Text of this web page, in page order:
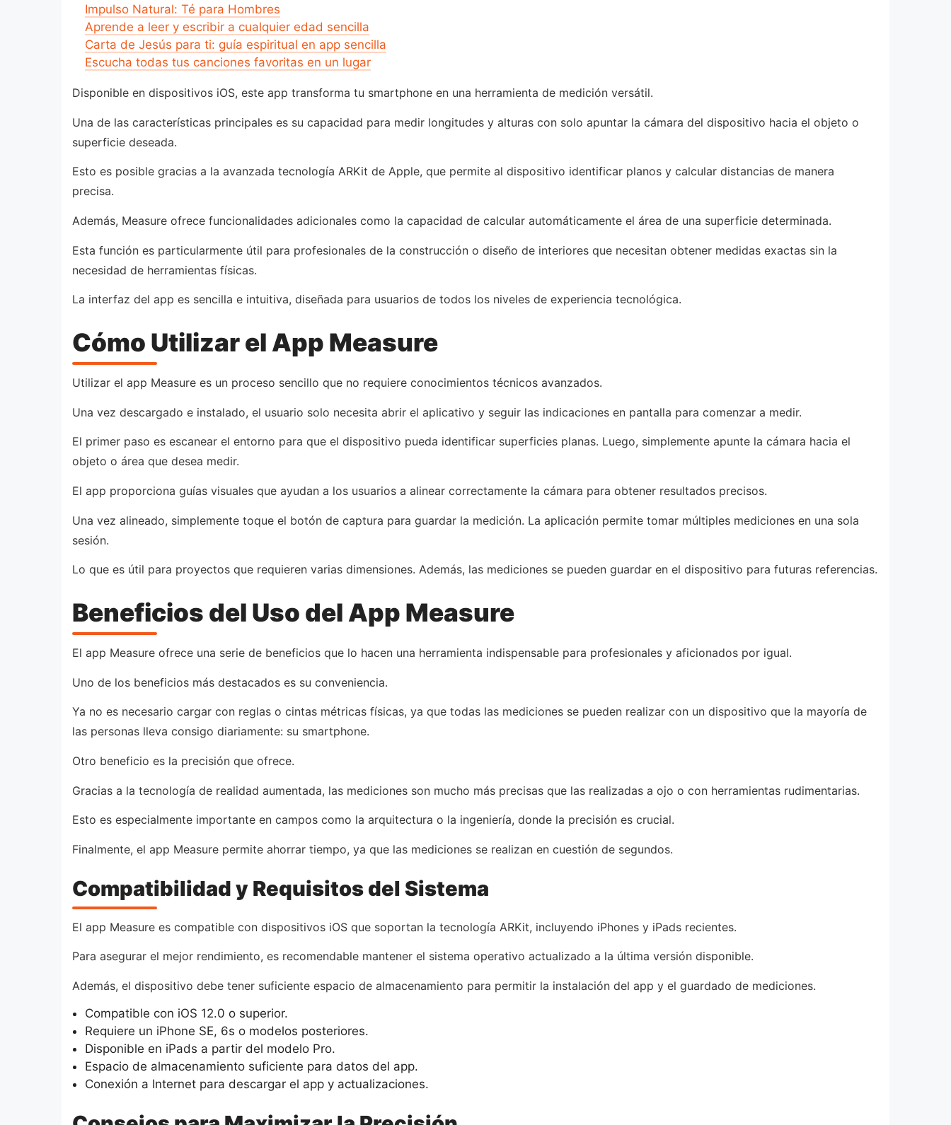
Impulso Natural: Té para Hombres
Aprende a leer y escribir a cualquier edad sencilla
Carta de Jesús para ti: guía espiritual en app sencilla
Escucha todas tus canciones favoritas en un lugar
Disponible en dispositivos iOS, este app transforma tu smartphone en una herramienta de medición versátil.
Una de las características principales es su capacidad para medir longitudes y alturas con solo apuntar la cámara del dispositivo hacia el objeto o
superficie deseada.
Esto es posible gracias a la avanzada tecnología ARKit de Apple, que permite al dispositivo identificar planos y calcular distancias de manera
precisa.
Además, Measure ofrece funcionalidades adicionales como la capacidad de calcular automáticamente el área de una superficie determinada.
Esta función es particularmente útil para profesionales de la construcción o diseño de interiores que necesitan obtener medidas exactas sin la
necesidad de herramientas físicas.
La interfaz del app es sencilla e intuitiva, diseñada para usuarios de todos los niveles de experiencia tecnológica.
Cómo Utilizar el App Measure
Utilizar el app Measure es un proceso sencillo que no requiere conocimientos técnicos avanzados.
Una vez descargado e instalado, el usuario solo necesita abrir el aplicativo y seguir las indicaciones en pantalla para comenzar a medir.
El primer paso es escanear el entorno para que el dispositivo pueda identificar superficies planas. Luego, simplemente apunte la cámara hacia el
objeto o área que desea medir.
El app proporciona guías visuales que ayudan a los usuarios a alinear correctamente la cámara para obtener resultados precisos.
Una vez alineado, simplemente toque el botón de captura para guardar la medición. La aplicación permite tomar múltiples mediciones en una sola
sesión.
Lo que es útil para proyectos que requieren varias dimensiones. Además, las mediciones se pueden guardar en el dispositivo para futuras referencias.
Beneficios del Uso del App Measure
El app Measure ofrece una serie de beneficios que lo hacen una herramienta indispensable para profesionales y aficionados por igual.
Uno de los beneficios más destacados es su conveniencia.
Ya no es necesario cargar con reglas o cintas métricas físicas, ya que todas las mediciones se pueden realizar con un dispositivo que la mayoría de
las personas lleva consigo diariamente: su smartphone.
Otro beneficio es la precisión que ofrece.
Gracias a la tecnología de realidad aumentada, las mediciones son mucho más precisas que las realizadas a ojo o con herramientas rudimentarias.
Esto es especialmente importante en campos como la arquitectura o la ingeniería, donde la precisión es crucial.
Finalmente, el app Measure permite ahorrar tiempo, ya que las mediciones se realizan en cuestión de segundos.
Compatibilidad y Requisitos del Sistema
El app Measure es compatible con dispositivos iOS que soportan la tecnología ARKit, incluyendo iPhones y iPads recientes.
Para asegurar el mejor rendimiento, es recomendable mantener el sistema operativo actualizado a la última versión disponible.
Además, el dispositivo debe tener suficiente espacio de almacenamiento para permitir la instalación del app y el guardado de mediciones.
Compatible con iOS 12.0 o superior.
Requiere un iPhone SE, 6s o modelos posteriores.
Disponible en iPads a partir del modelo Pro.
Espacio de almacenamiento suficiente para datos del app.
Conexión a Internet para descargar el app y actualizaciones.